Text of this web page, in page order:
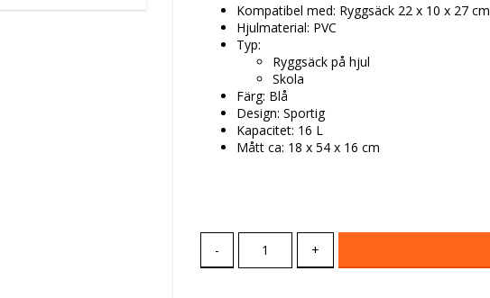
Kompatibel med: Ryggsäck 22 x 10 x 27 cm
Hjulmaterial: PVC
Typ:
Ryggsäck på hjul
Skola
Färg: Blå
Design: Sportig
Kapacitet: 16 L
Mått ca: 18 x 54 x 16 cm
- +